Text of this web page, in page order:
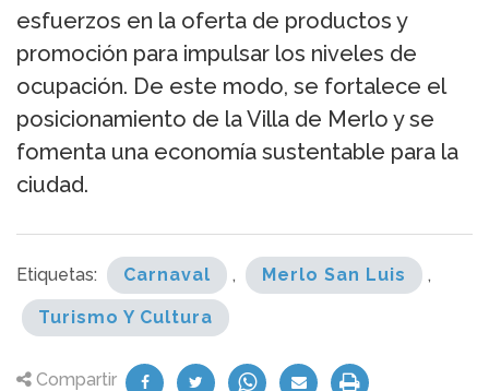
esfuerzos en la oferta de productos y
promoción para impulsar los niveles de
ocupación. De este modo, se fortalece el
posicionamiento de la Villa de Merlo y se
fomenta una economía sustentable para la
ciudad.
Etiquetas: Carnaval , Merlo San Luis ,
Turismo Y Cultura
Compartir